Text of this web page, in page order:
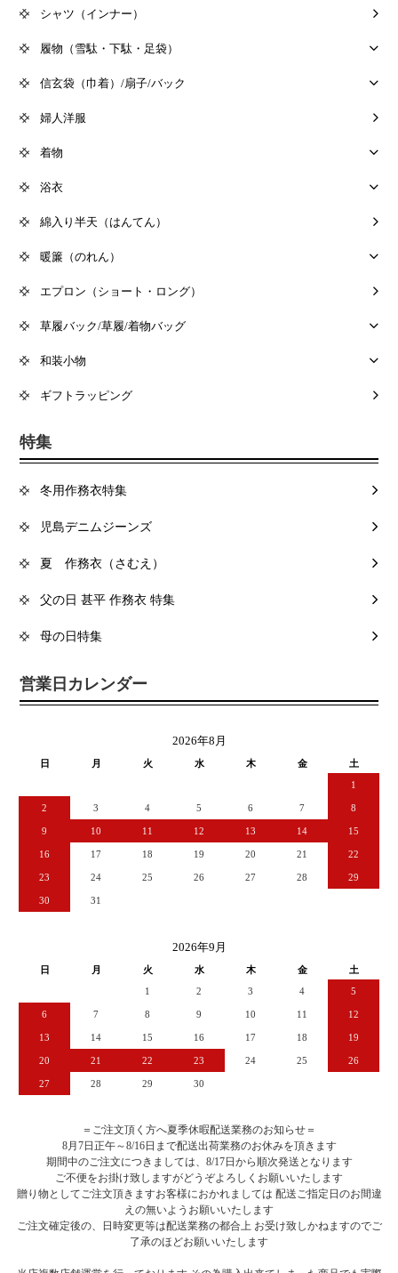
シャツ（インナー）
履物（雪駄・下駄・足袋）
信玄袋（巾着）/扇子/バック
婦人洋服
着物
浴衣
綿入り半天（はんてん）
暖簾（のれん）
エプロン（ショート・ロング）
草履バック/草履/着物バッグ
和装小物
ギフトラッピング
特集
冬用作務衣特集
児島デニムジーンズ
夏 作務衣（さむえ）
父の日 甚平 作務衣 特集
母の日特集
営業日カレンダー
2026年8月
日 月 火 水 木 金
土
1
2 3 4 5 6 7 8
9 10 11 12 13 14 15
16 17 18 19 20 21 22
23 24 25 26 27 28 29
30 31
2026年9月
日 月 火 水 木 金
土
1
2 3 4 5
6 7 8 9 10 11 12
13 14 15 16 17 18 19
20 21 22 23 24 25 26
27 28 29 30
＝ご注文頂く方へ夏季休暇配送業務のお知らせ＝
8月7日正午～8/16日まで配送出荷業務のお休みを頂きます
期間中のご注文につきましては、8/17日から順次発送となります
ご不便をお掛け致しますがどうぞよろしくお願いいたします
贈り物としてご注文頂きますお客様におかれましては 配送ご指定日のお間違
えの無いようお願いいたします
ご注文確定後の、日時変更等は配送業務の都合上 お受け致しかねますのでご
了承のほどお願いいたします